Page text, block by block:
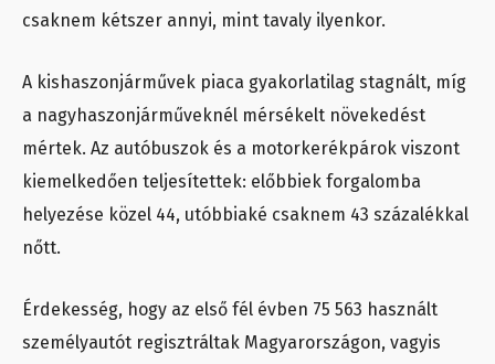
csaknem kétszer annyi, mint tavaly ilyenkor.
A kishaszonjárművek piaca gyakorlatilag stagnált, míg
a nagyhaszonjárműveknél mérsékelt növekedést
mértek. Az autóbuszok és a motorkerékpárok viszont
kiemelkedően teljesítettek: előbbiek forgalomba
helyezése közel 44, utóbbiaké csaknem 43 százalékkal
nőtt.
Érdekesség, hogy az első fél évben 75 563 használt
személyautót regisztráltak Magyarországon, vagyis